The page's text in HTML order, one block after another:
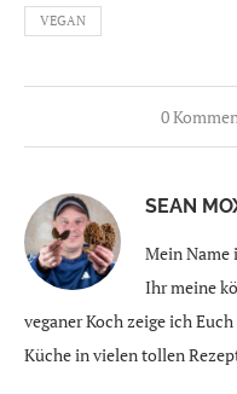
VEGAN
0
SEAN
Mein Name
Ihr meine
veganer Koch zeige ich
Küche in vielen tollen